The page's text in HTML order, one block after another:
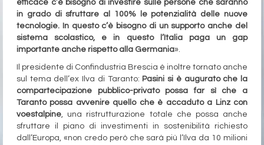
efficace c’è bisogno di investire sulle persone che saranno
in grado di sfruttare al 100% le potenzialità delle nuove
tecnologie. In questo c’è bisogno di un supporto anche del
sistema scolastico, e in questo l’Italia paga un gap
importante anche rispetto alla Germania».
Il presidente di Confindustria Brescia è inoltre tornato anche
sul tema dell’ex Ilva di Taranto: Pasini si è augurato che la
compartecipazione pubblico-privato possa far sì che a
Taranto possa avvenire quello che è accaduto a Linz con
voestalpine, una ristrutturazione totale che possa anche
sfruttare il piano di investimenti in sostenibilità richiesto
dall’Europa, «non credo però che sarà più l’Ilva da 10 milioni